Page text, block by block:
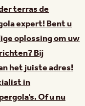
terras de
expert! Bent u
oplossing om uw
Bij
het juiste adres!
in
Of u nu